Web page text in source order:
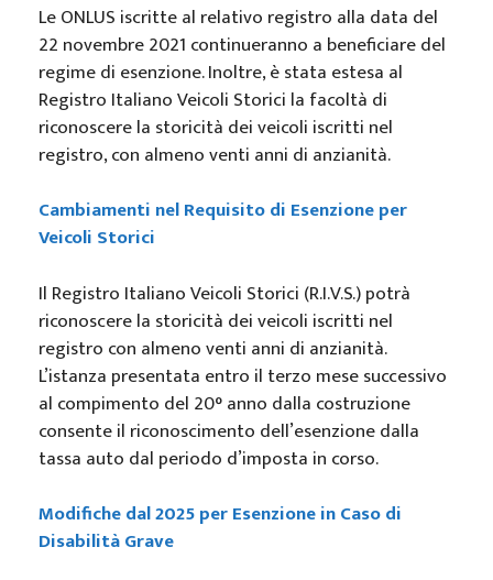
Le ONLUS iscritte al relativo registro alla data del
22 novembre 2021 continueranno a beneficiare del
regime di esenzione. Inoltre, è stata estesa al
Registro Italiano Veicoli Storici la facoltà di
riconoscere la storicità dei veicoli iscritti nel
registro, con almeno venti anni di anzianità.
Cambiamenti nel Requisito di Esenzione per
Veicoli Storici
Il Registro Italiano Veicoli Storici (R.I.V.S.) potrà
riconoscere la storicità dei veicoli iscritti nel
registro con almeno venti anni di anzianità.
L’istanza presentata entro il terzo mese successivo
al compimento del 20° anno dalla costruzione
consente il riconoscimento dell’esenzione dalla
tassa auto dal periodo d’imposta in corso.
Modifiche dal 2025 per Esenzione in Caso di
Disabilità Grave